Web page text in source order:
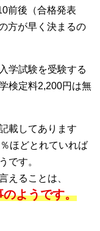
前後（合格発表
方が早く決まるの
学試験を受験する
検定料2,200円は無
載してあります
ほどとれていれば
です。
えることは、
ようです。